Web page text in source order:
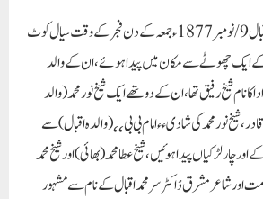
علامہ اقبال 9/ نومبر 1877ء جمعہ کے دن فجر کے وقت سیال کوٹ
ایک چھوٹے سے مکان میں پیدا ہوئے ، ان کے والد
کا نام شیخ رفیق تھا ، ان کے دو تھے ایک شیخ نور محمد ( والد
اقبال ) اور دوسرے شیخ غلام قادر ، شیخ نور محمد کی شادی ٫٫ امام بی بی ٬٬ ( والدہ اقبال ) سے
لڑکیاں پیدا ہوئیں ، شیخ عطا محمد ( بھائی ) اور شیخ محمد
اور شاعر مشرق ڈاکٹر سر محمد اقبال کے نام سے مشہور